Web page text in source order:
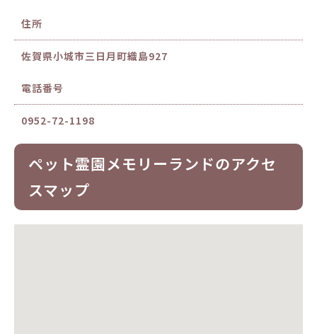
住所
佐賀県小城市三日月町織島927
電話番号
0952-72-1198
ペット霊園メモリーランドのアクセ
スマップ